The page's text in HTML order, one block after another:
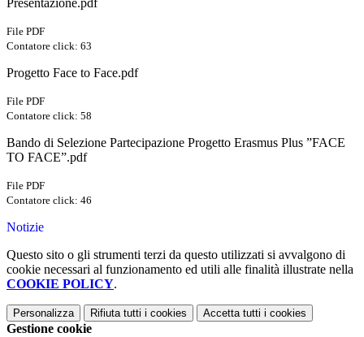
Presentazione.pdf
File PDF
Contatore click: 63
Progetto Face to Face.pdf
File PDF
Contatore click: 58
Bando di Selezione Partecipazione Progetto Erasmus Plus ”FACE
TO FACE”.pdf
File PDF
Contatore click: 46
Notizie
Questo sito o gli strumenti terzi da questo utilizzati si avvalgono di
cookie necessari al funzionamento ed utili alle finalità illustrate nella
COOKIE POLICY.
Personalizza Rifiuta tutti i cookies Accetta tutti i cookies
Gestione cookie